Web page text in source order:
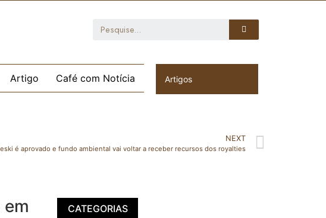
Artigo Café com Notícia Artigos
NEXT
é aprovado e fundo ambiental vai voltar a receber recursos dos royalties
CATEGORIAS